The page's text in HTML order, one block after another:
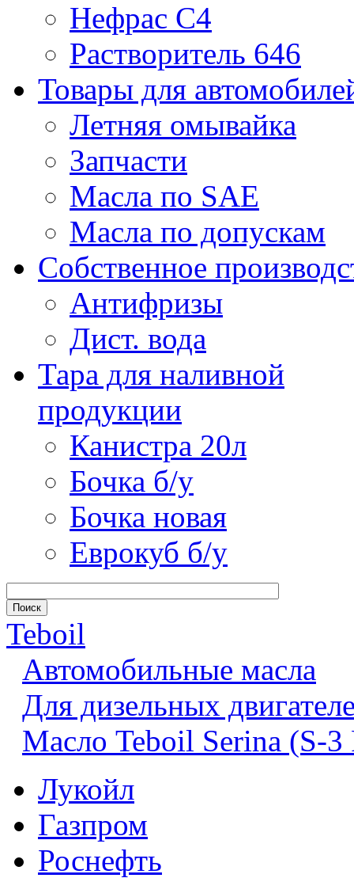
Нефрас С4
Растворитель 646
Товары для
Летняя омывайка
Запчасти
Масла по SAE
Масла по допускам
Собственное
Антифризы
Дист. вода
Тара для наливной
продукции
Канистра 20л
Бочка б/у
Бочка новая
Еврокуб б/у
Teboil
Автомобильные масла
Для дизельных
Масло Teboil Serina (S-3
Лукойл
Газпром
Роснефть